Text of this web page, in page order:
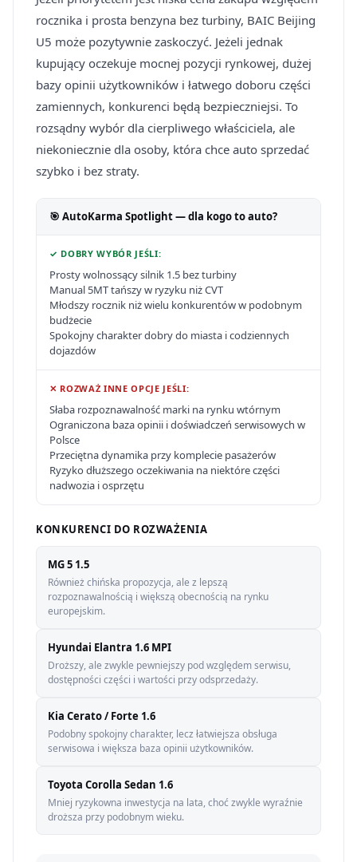
rocznika i prosta benzyna bez turbiny, BAIC Beijing
U5 może pozytywnie zaskoczyć. Jeżeli jednak
kupujący oczekuje mocnej pozycji rynkowej, dużej
bazy opinii użytkowników i łatwego doboru części
zamiennych, konkurenci będą bezpieczniejsi. To
rozsądny wybór dla cierpliwego właściciela, ale
niekoniecznie dla osoby, która chce auto sprzedać
szybko i bez straty.
🎯 AutoKarma Spotlight — dla kogo to auto?
✓ DOBRY WYBÓR JEŚLI:
Prosty wolnossący silnik 1.5 bez turbiny
Manual 5MT tańszy w ryzyku niż CVT
Młodszy rocznik niż wielu konkurentów w podobnym
budżecie
Spokojny charakter dobry do miasta i codziennych
dojazdów
✕ ROZWAŻ INNE OPCJE JEŚLI:
Słaba rozpoznawalność marki na rynku wtórnym
Ograniczona baza opinii i doświadczeń serwisowych w
Polsce
Przeciętna dynamika przy komplecie pasażerów
Ryzyko dłuższego oczekiwania na niektóre części
nadwozia i osprzętu
KONKURENCI DO ROZWAŻENIA
MG 5 1.5
Również chińska propozycja, ale z lepszą
rozpoznawalnością i większą obecnością na rynku
europejskim.
Hyundai Elantra 1.6 MPI
Droższy, ale zwykle pewniejszy pod względem serwisu,
dostępności części i wartości przy odsprzedaży.
Kia Cerato / Forte 1.6
Podobny spokojny charakter, lecz łatwiejsza obsługa
serwisowa i większa baza opinii użytkowników.
Toyota Corolla Sedan 1.6
Mniej ryzykowna inwestycja na lata, choć zwykle wyraźnie
droższa przy podobnym wieku.